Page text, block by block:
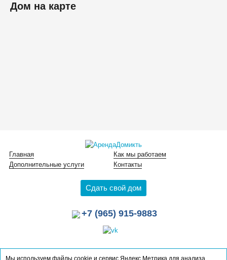
Дом на карте
Главная
Как мы работаем
Дополнительные услуги
Контакты
Сдать свой дом
+7 (965) 915-9883
Мы используем файлы cookie и сервис Яндекс.Метрика для анализа